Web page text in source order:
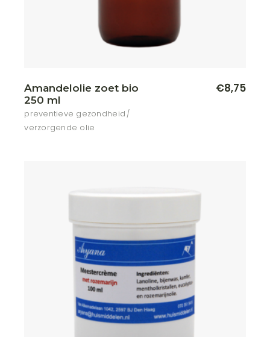
Amandelolie zoet bio
250 ml
preventieve gezondheid
verzorgende olie
€8,75